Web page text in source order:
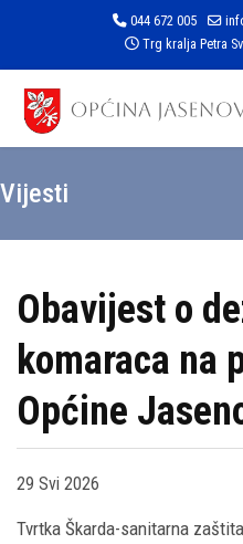
044 672 005
Trg kralja Petra
Vijesti
Obavijest o
komaraca na
Općine
29 Svi 2026
Tvrtka Škarda-sanitarna